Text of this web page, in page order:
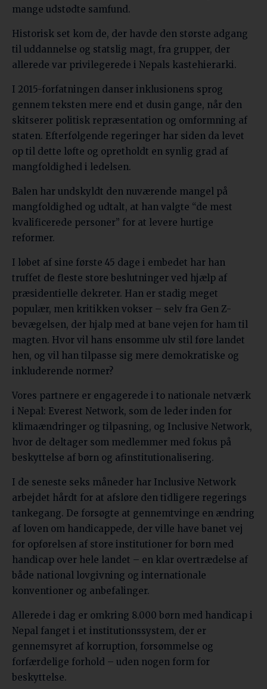
mange udstødte samfund.
Historisk set kom de, der havde den største adgang
til uddannelse og statslig magt, fra grupper, der
allerede var privilegerede i Nepals kastehierarki.
I 2015-forfatningen danser inklusionens sprog
gennem teksten mere end et dusin gange, når den
skitserer politisk repræsentation og omformning af
staten. Efterfølgende regeringer har siden da levet
op til dette løfte og opretholdt en synlig grad af
mangfoldighed i ledelsen.
Balen har undskyldt den nuværende mangel på
mangfoldighed og udtalt, at han valgte “de mest
kvalificerede personer” for at levere hurtige
reformer.
I løbet af sine første 45 dage i embedet har han
truffet de fleste store beslutninger ved hjælp af
præsidentielle dekreter. Han er stadig meget
populær, men kritikken vokser – selv fra Gen Z-
bevægelsen, der hjalp med at bane vejen for ham til
magten. Hvor vil hans ensomme ulv stil føre landet
hen, og vil han tilpasse sig mere demokratiske og
inkluderende normer?
Vores partnere er engagerede i to nationale netværk
i Nepal: Everest Network, som de leder inden for
klimaændringer og tilpasning, og Inclusive Network,
hvor de deltager som medlemmer med fokus på
beskyttelse af børn og afinstitutionalisering.
I de seneste seks måneder har Inclusive Network
arbejdet hårdt for at afsløre den tidligere regerings
tankegang. De forsøgte at gennemtvinge en ændring
af loven om handicappede, der ville have banet vej
for opførelsen af store institutioner for børn med
handicap over hele landet – en klar overtrædelse af
både national lovgivning og internationale
konventioner og anbefalinger.
Allerede i dag er omkring 8.000 børn med handicap i
Nepal fanget i et institutionssystem, der er
gennemsyret af korruption, forsømmelse og
forfærdelige forhold – uden nogen form for
beskyttelse.